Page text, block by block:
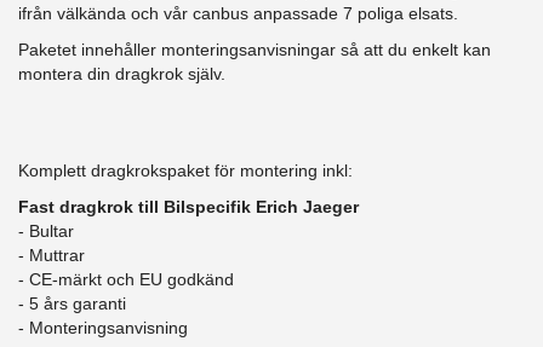
ifrån välkända och vår canbus anpassade 7 poliga elsats.
Paketet innehåller monteringsanvisningar så att du enkelt kan
montera din dragkrok själv.
Komplett dragkrokspaket för montering inkl:
Fast dragkrok till Bilspecifik Erich Jaeger
- Bultar
- Muttrar
- CE-märkt och EU godkänd
​- 5 års garanti
- Monteringsanvisning